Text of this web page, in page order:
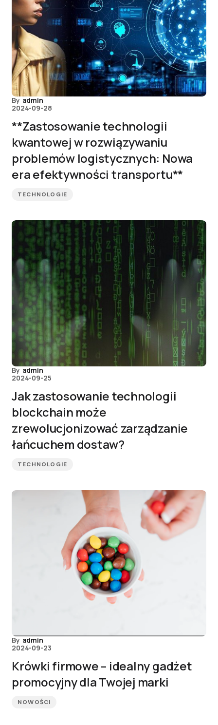
By admin
2024-09-28
**Zastosowanie technologii
kwantowej w rozwiązywaniu
problemów logistycznych: Nowa
era efektywności transportu**
TECHNOLOGIE
By admin
2024-09-25
Jak zastosowanie technologii
blockchain może
zrewolucjonizować zarządzanie
łańcuchem dostaw?
TECHNOLOGIE
By admin
2024-09-23
Krówki firmowe – idealny gadżet
promocyjny dla Twojej marki
NOWOŚCI